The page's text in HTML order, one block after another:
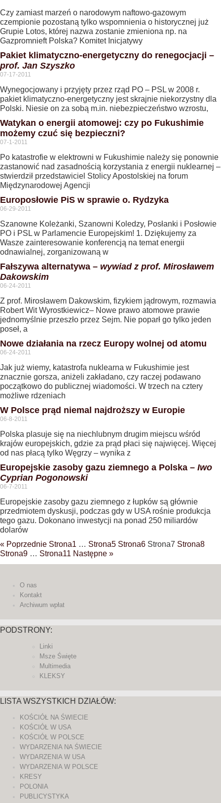
Czy zamiast marzeń o narodowym naftowo-gazowym
czempionie pozostaną tylko wspomnienia o historycznej już
Grupie Lotos, której nazwa zostanie zmieniona np. na
Gazpromnieft Polska? Komitet Inicjatywy
Pakiet klimatyczno-energetyczny do renegocjacji –
prof. Jan Szyszko
07-17-2011
Wynegocjowany i przyjęty przez rząd PO – PSL w 2008 r.
pakiet klimatyczno-energetyczny jest skrajnie niekorzystny dla
Polski. Niesie on za sobą m.in. niebezpieczeństwo wzrostu,
Watykan o energii atomowej: czy po Fukushimie
możemy czuć się bezpieczni?
07-1-2011
Po katastrofie w elektrowni w Fukushimie należy się ponownie
zastanowić nad zasadnością korzystania z energii nuklearnej –
stwierdził przedstawiciel Stolicy Apostolskiej na forum
Międzynarodowej Agencji
Europosłowie PiS w sprawie o. Rydzyka
06-29-2011
Szanowne Koleżanki, Szanowni Koledzy, Posłanki i Posłowie
PO i PSL w Parlamencie Europejskim! 1. Dziękujemy za
Wasze zainteresowanie konferencją na temat energii
odnawialnej, zorganizowaną w
Fałszywa alternatywa – wywiad z prof. Mirosławem
Dakowskim
06-24-2011
Z prof. Mirosławem Dakowskim, fizykiem jądrowym, rozmawia
Robert Wit Wyrostkiewicz– Nowe prawo atomowe prawie
jednomyślnie przeszło przez Sejm. Nie poparł go tylko jeden
poseł, a
Nowe działania na rzecz Europy wolnej od atomu
06-24-2011
Jak już wiemy, katastrofa nuklearna w Fukushimie jest
znacznie gorsza, aniżeli zakładano, czy raczej podawano
początkowo do publicznej wiadomości. W trzech na cztery
możliwe rdzeniach
W Polsce prąd niemal najdroższy w Europie
06-8-2011
Polska plasuje się na niechlubnym drugim miejscu wśród
krajów europejskich, gdzie za prąd płaci się najwięcej. Więcej
od nas płacą tylko Węgrzy – wynika z
Europejskie zasoby gazu ziemnego a Polska – Iwo
Cyprian Pogonowski
06-7-2011
Europejskie zasoby gazu ziemnego z łupków są głównie
przedmiotem dyskusji, podczas gdy w USA rośnie produkcja
tego gazu. Dokonano inwestycji na ponad 250 miliardów
dolarów
« Poprzednie Strona1 … Strona5 Strona6 Strona7 Strona8
Strona9 … Strona11 Następne »
O nas
Kontakt
Archiwum wpłat
PODSTRONY:
Linki
Msze Święte
Multimedia
KLEKSY
LISTA WSZYSTKICH DZIAŁÓW:
KOŚCIÓŁ NA ŚWIECIE
KOŚCIÓŁ W USA
KOŚCIÓŁ W POLSCE
WYDARZENIA NA ŚWIECIE
WYDARZENIA W USA
WYDARZENIA W POLSCE
KRESY
POLONIA
PUBLICYSTYKA